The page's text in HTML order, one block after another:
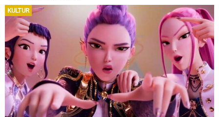
KULTUR